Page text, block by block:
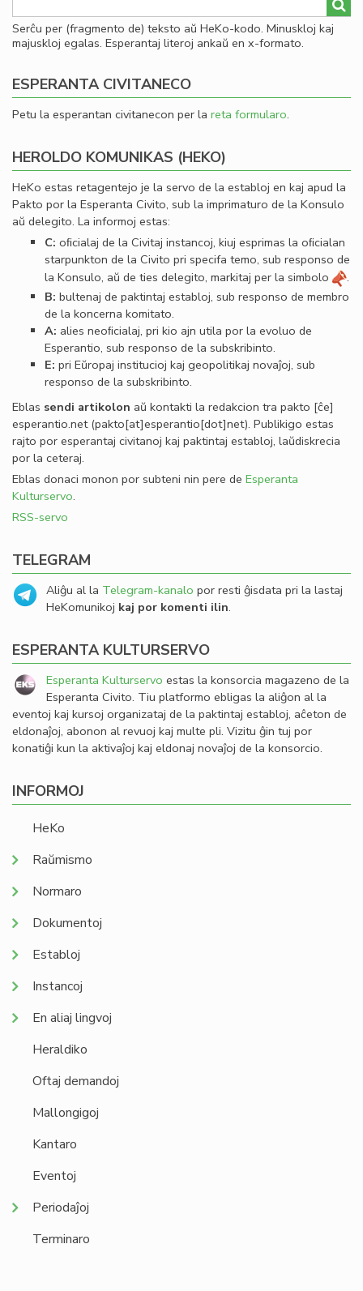
Serĉu per (fragmento de) teksto aŭ HeKo-kodo. Minuskloj kaj
majuskloj egalas. Esperantaj literoj ankaŭ en x-formato.
ESPERANTA CIVITANECO
Petu la esperantan civitanecon per la reta formularo.
HEROLDO KOMUNIKAS (HEKO)
HeKo estas retagentejo je la servo de la establoj en kaj apud la
Pakto por la Esperanta Civito, sub la imprimaturo de la Konsulo
aŭ delegito. La informoj estas:
C: oﬁcialaj de la Civitaj instancoj, kiuj esprimas la oﬁcialan
starpunkton de la Civito pri specifa temo, sub responso de
la Konsulo, aŭ de ties delegito, markitaj per la simbolo
.
B: bultenaj de paktintaj establoj, sub responso de membro
de la koncerna komitato.
A: alies neoﬁcialaj, pri kio ajn utila por la evoluo de
Esperantio, sub responso de la subskribinto.
E: pri Eŭropaj institucioj kaj geopolitikaj novaĵoj, sub
responso de la subskribinto.
Eblas sendi artikolon aŭ kontakti la redakcion tra pakto [ĉe]
esperantio.net(pakto[at]esperantio[dot]net). Publikigo estas
rajto por esperantaj civitanoj kaj paktintaj establoj, laŭdiskrecia
por la ceteraj.
Eblas donaci monon por subteni nin pere de Esperanta
Kulturservo.
RSS-servo
TELEGRAM
Aliĝu al la Telegram-kanalo por resti ĝisdata pri la lastaj
HeKomunikoj kaj por komenti ilin.
ESPERANTA KULTURSERVO
Esperanta Kulturservo estas la konsorcia magazeno de la
Esperanta Civito. Tiu platformo ebligas la aliĝon al la
eventoj kaj kursoj organizataj de la paktintaj establoj, aĉeton de
eldonaĵoj, abonon al revuoj kaj multe pli. Vizitu ĝin tuj por
konatiĝi kun la aktivaĵoj kaj eldonaj novaĵoj de la konsorcio.
INFORMOJ
HeKo
Raŭmismo
Normaro
Dokumentoj
Establoj
Instancoj
En aliaj lingvoj
Heraldiko
Oftaj demandoj
Mallongigoj
Kantaro
Eventoj
Periodaĵoj
Terminaro